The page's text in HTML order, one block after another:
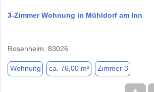
3-Zimmer Wohnung in Mühldorf am Inn
Rosenheim, 83026
Wohnung ca. 76,00 m² Zimmer 3